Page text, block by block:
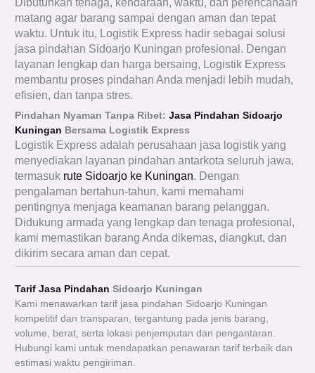
Dibutuhkan tenaga, kendaraan, waktu, dan perencanaan
matang agar barang sampai dengan aman dan tepat
waktu. Untuk itu, Logistik Express hadir sebagai solusi
jasa pindahan Sidoarjo Kuningan profesional. Dengan
layanan lengkap dan harga bersaing, Logistik Express
membantu proses pindahan Anda menjadi lebih mudah,
efisien, dan tanpa stres.
Pindahan Nyaman Tanpa Ribet:Jasa Pindahan Sidoarjo
Kuningan Bersama Logistik Express
Logistik Express adalah perusahaan jasa logistik yang
menyediakan layanan pindahan antarkota seluruh jawa,
termasuk rute Sidoarjo ke Kuningan. Dengan
pengalaman bertahun-tahun, kami memahami
pentingnya menjaga keamanan barang pelanggan.
Didukung armada yang lengkap dan tenaga profesional,
kami memastikan barang Anda dikemas, diangkut, dan
dikirim secara aman dan cepat.
Tarif Jasa Pindahan Sidoarjo Kuningan
Kami menawarkan tarif jasa pindahan Sidoarjo Kuningan
kompetitif dan transparan, tergantung pada jenis barang,
volume, berat, serta lokasi penjemputan dan pengantaran.
Hubungi kami untuk mendapatkan penawaran tarif terbaik dan
estimasi waktu pengiriman.